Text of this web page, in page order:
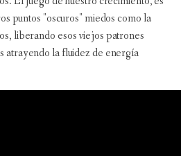
puntos "oscuros" miedos como la
liberando esos viejos patrones
atrayendo la fluidez de energía